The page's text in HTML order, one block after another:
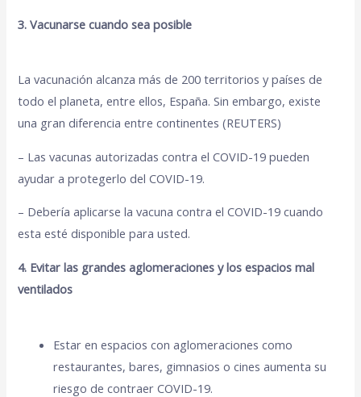
3. Vacunarse cuando sea posible
La vacunación alcanza más de 200 territorios y países de
todo el planeta, entre ellos, España. Sin embargo, existe
una gran diferencia entre continentes (REUTERS)
– Las vacunas autorizadas contra el COVID-19 pueden
ayudar a protegerlo del COVID-19.
– Debería aplicarse la vacuna contra el COVID-19 cuando
esta esté disponible para usted.
4. Evitar las grandes aglomeraciones y los espacios mal
ventilados
Estar en espacios con aglomeraciones como
restaurantes, bares, gimnasios o cines aumenta su
riesgo de contraer COVID-19.